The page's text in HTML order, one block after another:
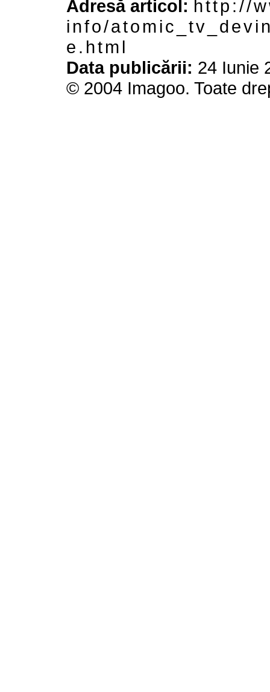
Adresă articol: h t t p : / /
i n f o / a t o m i c _ t v _ d e v i
e . h t m l
Data publicării: 24 Iunie
© 2004 Imagoo. Toate